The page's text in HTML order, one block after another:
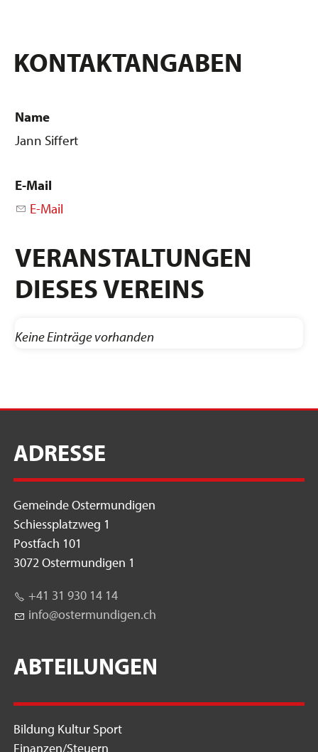
KONTAKTANGABEN
Name
Jann Siffert
E-Mail
E-Mail
VERANSTALTUNGEN
DIESES VEREINS
Keine Einträge vorhanden
ADRESSE
Gemeinde Ostermundigen
Schiessplatzweg 1
Postfach 101
3072 Ostermundigen 1
+41 31 930 14 14
nf
st rm nd g n ch
ABTEILUNGEN
Bildung Kultur Sport
Finanzen/Steuern